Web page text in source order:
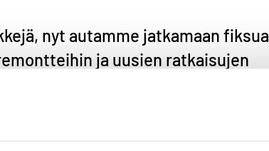
nyt autamme jatkamaan fiksua
ja uusien ratkaisujen
suunnittelevien ja toteuttavien
remonttien toteutukseen.